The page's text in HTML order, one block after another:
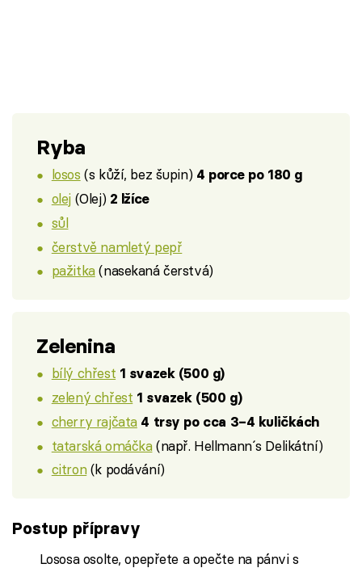
Ryba
losos (s kůží, bez šupin) 4 porce po 180 g
olej (Olej) 2 lžíce
sůl
čerstvě namletý pepř
pažitka(nasekaná čerstvá)
Zelenina
bílý chřest 1 svazek (500 g)
zelený chřest 1 svazek (500 g)
cherry rajčata 4 trsy po cca 3–4 kuličkách
tatarská omáčka(např. Hellmann´s Delikátní)
citron(k podávání)
Postup přípravy
Lososa osolte, opepřete a opečte na pánvi s